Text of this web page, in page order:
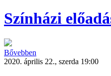
Színházi
Bővebben
2020. április 22., szerda 19:00